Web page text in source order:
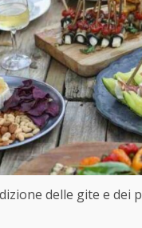
delle gite e dei